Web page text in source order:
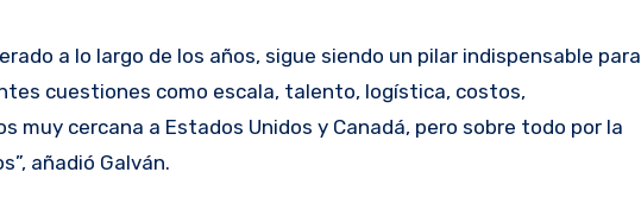
a lo largo de los años, sigue siendo un pilar indispensable para
cuestiones como escala, talento, logística, costos,
muy cercana a Estados Unidos y Canadá, pero sobre todo por la
añadió Galván.